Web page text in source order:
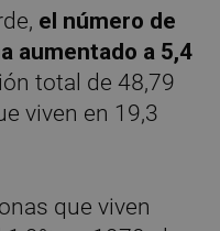
el número de
aumentado a 5,4
total de 48,79
viven en 19,3
que viven